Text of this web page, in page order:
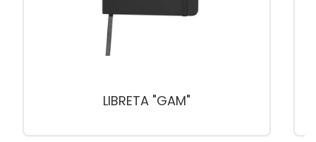
LIBRETA "GAM"